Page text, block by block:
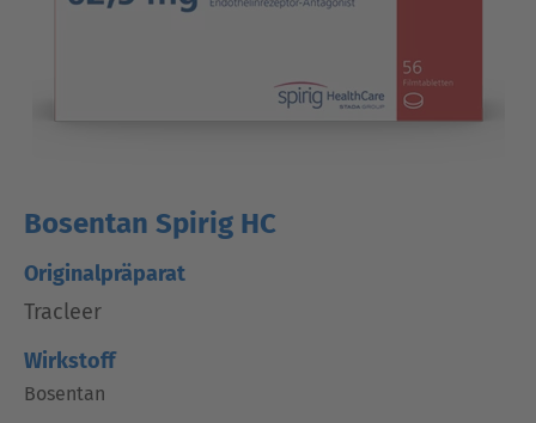
Bosentan Spirig HC
Originalpräparat
Tracleer
Wirkstoff
Bosentan